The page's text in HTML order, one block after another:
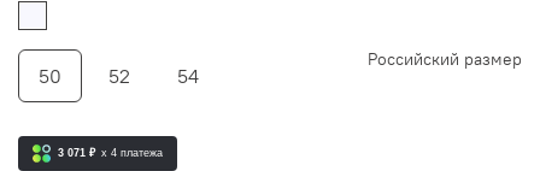
3 071 ₽ x 4 платежа
Российский размер
50 52 54